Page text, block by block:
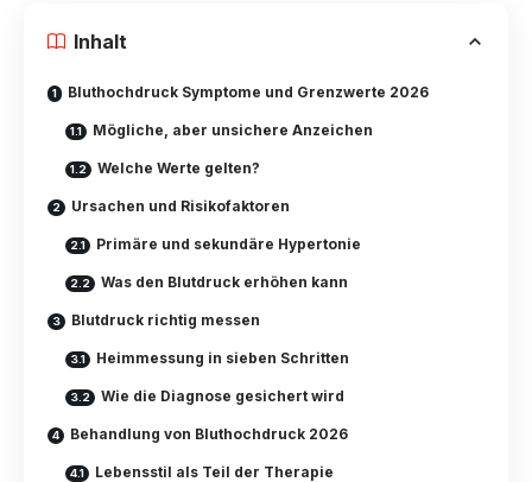
Inhalt
Bluthochdruck Symptome und Grenzwerte 2026
Mögliche, aber unsichere Anzeichen
Welche Werte gelten?
Ursachen und Risikofaktoren
Primäre und sekundäre Hypertonie
Was den Blutdruck erhöhen kann
Blutdruck richtig messen
Heimmessung in sieben Schritten
Wie die Diagnose gesichert wird
Behandlung von Bluthochdruck 2026
Lebensstil als Teil der Therapie